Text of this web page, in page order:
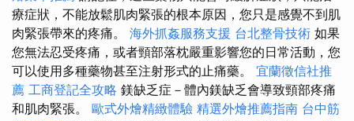
療症狀，不能放鬆肌肉緊張的根本原因，您只是感覺不到肌
肉緊張帶來的疼痛。 海外抓姦服務支援 台北整骨技術 如果
您無法忍受疼痛，或者頸部落枕嚴重影響您的日常活動，您
可以使用多種藥物甚至注射形式的止痛藥。 宜蘭徵信社推
薦 工商登記全攻略 鎂缺乏症－體內鎂缺乏會導致頸部疼痛
和肌肉緊張。 歐式外燴精緻體驗 精選外燴推薦指南 台中筋